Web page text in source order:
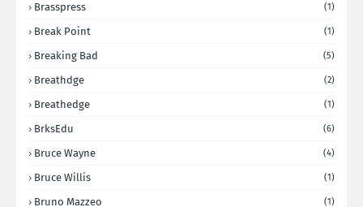
Brasspress (1)
Break Point (1)
Breaking Bad (5)
Breathdge (2)
Breathedge (1)
BrksEdu (6)
Bruce Wayne (4)
Bruce Willis (1)
Bruno Mazzeo (1)